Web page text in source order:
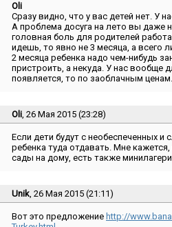
Oli
Сразу видно, что у вас детей нет. У
А проблема досуга на лето вы даже
головная боль для родителей
идешь, то явно не 3 месяца, а всего
2 месяца ребенка надо чем-нибудь
пристроить, а некуда. У нас вообще
появляется, то по заоблачным ценам.
Oli, 26 Мая 2015 (23:28)
Если дети будут с необеспеченных и
ребенка туда отдавать. Мне
сады на дому, есть также
Unik, 26 Мая 2015 (21:11)
Вот это предложение http://